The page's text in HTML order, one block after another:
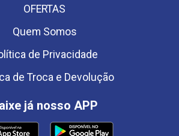
OFERTAS
Quem Somos
de Privacidade
de Troca e Devolução
já nosso APP